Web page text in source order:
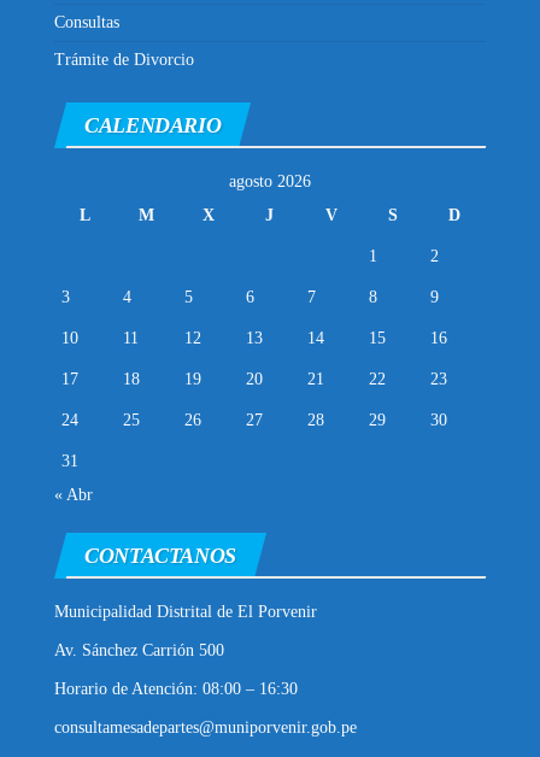
Consultas
Trámite de Divorcio
CALENDARIO
agosto 2026
L
M X J V S D
1 2
3 4 5 6 7 8 9
10 11 12 13 14 15 16
17 18 19 20 21 22 23
24 25 26 27 28 29 30
31
« Abr
CONTACTANOS
Municipalidad Distrital de El Porvenir
Av. Sánchez Carrión 500
Horario de Atención: 08:00 – 16:30
consultamesadepartes@muniporvenir.gob.pe